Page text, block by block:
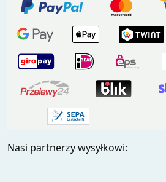
Nasi partnerzy wysyłkowi: